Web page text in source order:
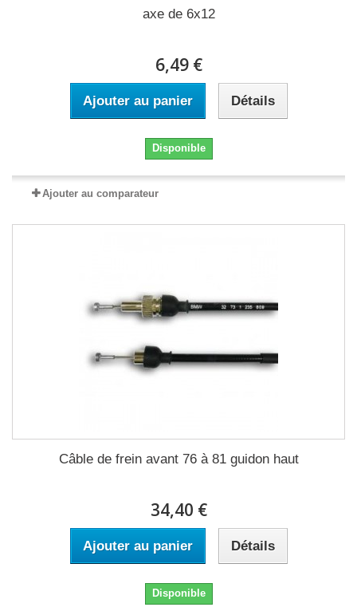
axe de 6x12
6,49 €
Ajouter au panier Détails
Disponible
Ajouter au comparateur
Câble de frein avant 76 à 81 guidon haut
34,40 €
Ajouter au panier Détails
Disponible